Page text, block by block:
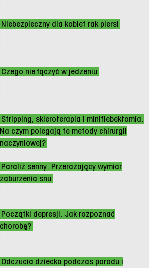
Niebezpieczny dla kobiet rak piersi
Czego nie łączyć w jedzeniu
Stripping, skleroterapia i miniflebektomia.
Na czym polegają te metody chirurgii
naczyniowej?
Paraliż senny. Przerażający wymiar
zaburzenia snu
Początki depresji. Jak rozpoznać
chorobę?
Odczucia dziecka podczas porodu i